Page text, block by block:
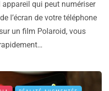
qui peut numériser
l’écran de votre téléphone
un film Polaroid, vous